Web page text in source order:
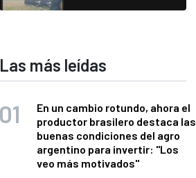
Las más leídas
En un cambio rotundo, ahora el
productor brasilero destaca las
buenas condiciones del agro
argentino para invertir: "Los
veo más motivados"